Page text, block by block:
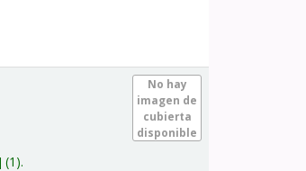
No hay
imagen de
cubierta
disponible
(1).